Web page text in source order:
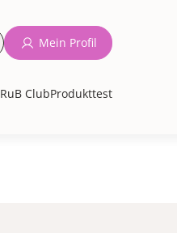
RuB ClubProdukttest
Mein Profil